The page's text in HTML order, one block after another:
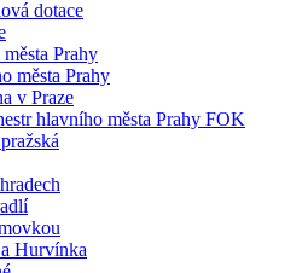
dotace
Prahy
města Prahy
v Praze
hlavního města Prahy FOK
Hurvínka